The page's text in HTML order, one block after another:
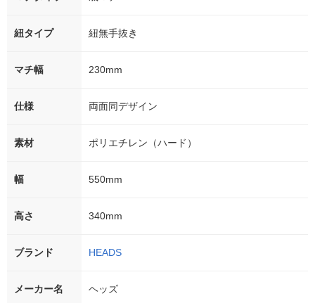
紐タイプ 紐無手抜き
マチ幅 230mm
仕様 両面同デザイン
素材 ポリエチレン（ハード）
幅 550mm
高さ 340mm
ブランド HEADS
メーカー名 ヘッズ